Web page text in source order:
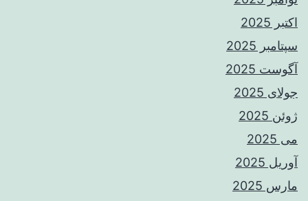
اکتبر 2025
سپتامبر 2025
آگوست 2025
جولای 2025
ژوئن 2025
می 2025
آوریل 2025
مارس 2025